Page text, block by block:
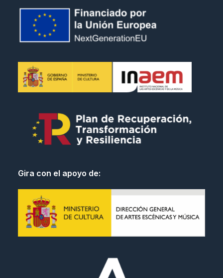
Gira con el apoyo de: